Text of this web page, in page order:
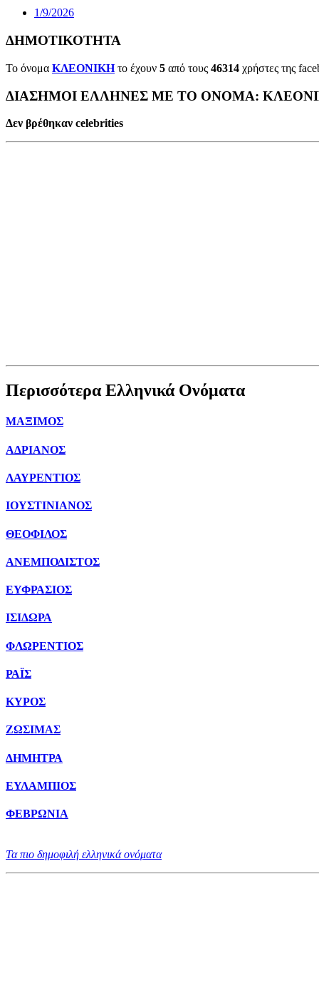
1/9/2026
ΔΗΜΟΤΙΚΟΤΗΤΑ
Το όνομα ΚΛΕΟΝΙΚΗτο έχουν 5 από τους 46314 χρήστες της
ΔΙΑΣΗΜΟΙ ΕΛΛΗΝΕΣ ΜΕ ΤΟ ΟΝΟΜΑ:
Δεν βρέθηκαν celebrities
Περισσότερα Ελληνικά Ονόματα
ΜΑΞΙΜΟΣ
ΑΔΡΙΑΝΟΣ
ΛΑΥΡΕΝΤΙΟΣ
ΙΟΥΣΤΙΝΙΑΝΟΣ
ΘΕΟΦΙΛΟΣ
ΑΝΕΜΠΟΔΙΣΤΟΣ
ΕΥΦΡΑΣΙΟΣ
ΙΣΙΔΩΡΑ
ΦΛΩΡΕΝΤΙΟΣ
ΡΑΪΣ
ΚΥΡΟΣ
ΖΩΣΙΜΑΣ
ΔΗΜΗΤΡΑ
ΕΥΛΑΜΠΙΟΣ
ΦΕΒΡΩΝΙΑ
Τα πιο δημοφιλή ελληνικά ονόματα